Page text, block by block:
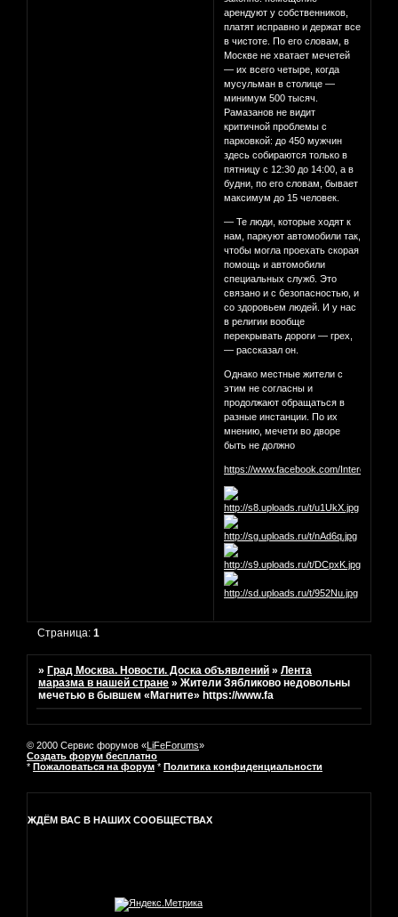
арендуют у собственников,
платят исправно и держат все
в чистоте. По его словам, в
Москве не хватает мечетей
— их всего четыре, когда
мусульман в столице —
минимум 500 тысяч.
Рамазанов не видит
критичной проблемы с
парковкой: до 450 мужчин
здесь собираются только в
пятницу с 12:30 до 14:00, а в
будни, по его словам, бывает
максимум до 15 человек.
— Те люди, которые ходят к
нам, паркуют автомобили так,
чтобы могла проехать скорая
помощь и автомобили
специальных служб. Это
связано и с безопасностью, и
со здоровьем людей. И у нас
в религии вообще
перекрывать дороги — грех,
— рассказал он.
Однако местные жители с
этим не согласны и
продолжают обращаться в
разные инстанции. По их
мнению, мечети во дворе
быть не должно
https://www.facebook.com/
Страница:1
»Град Москва. Новости. Доска объявлений »Лента
маразма в нашей стране »Жители Зябликово недовольны
мечетью в бывшем «Магните» https://www.fa
© 2000 Сервис форумов «LiFeForums»
Создать форум бесплатно
* Пожаловаться на форум * Политика конфиденциальности
ЖДЁМ ВАС В НАШИХ СООБЩЕСТВАХ